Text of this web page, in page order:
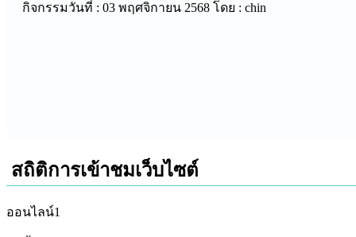
กิจกรรมวันที่ : 03 พฤศจิกายน 2568 โดย : chin
สถิติการเข้าชมเว็บไซต์
ออนไลน์1